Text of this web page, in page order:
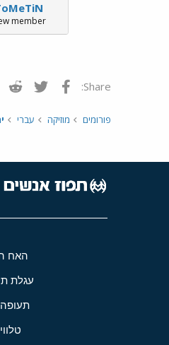
member
Share: פייסבוק
פורומים מוזיקה עברי
האח
עגלת